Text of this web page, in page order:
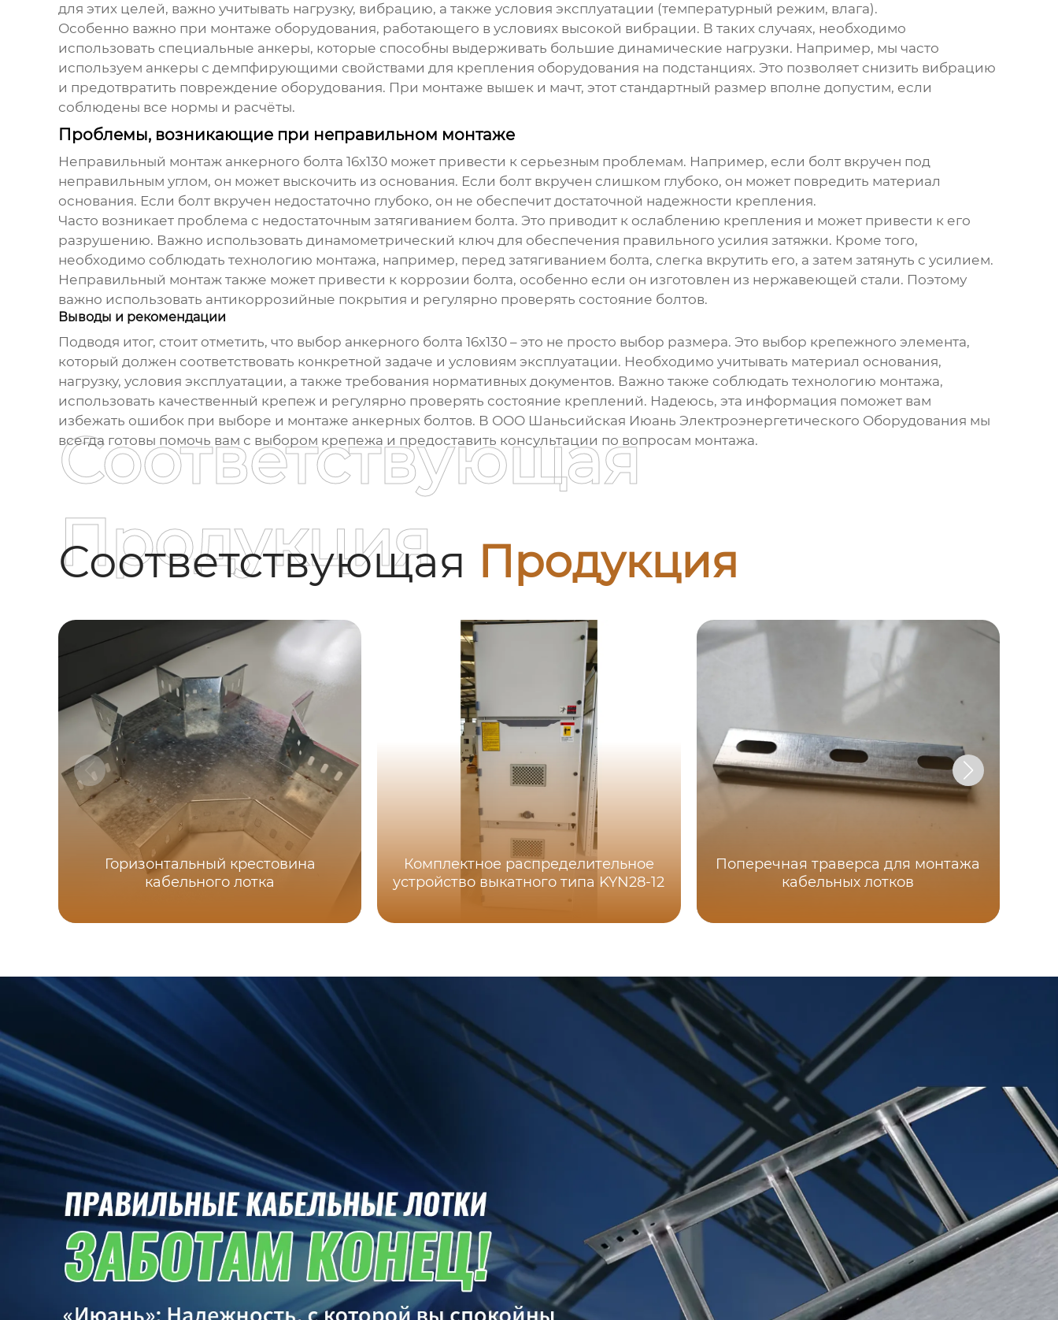
для этих целей, важно учитывать нагрузку, вибрацию, а также условия эксплуатации (температурный режим, влага).
Особенно важно при монтаже оборудования, работающего в условиях высокой вибрации. В таких случаях, необходимо
использовать специальные анкеры, которые способны выдерживать большие динамические нагрузки. Например, мы часто
используем анкеры с демпфирующими свойствами для крепления оборудования на подстанциях. Это позволяет снизить вибрацию
и предотвратить повреждение оборудования. При монтаже вышек и мачт, этот стандартный размер вполне допустим, если
соблюдены все нормы и расчёты.
Проблемы, возникающие при неправильном монтаже
Неправильный монтаж анкерного болта 16х130может привести к серьезным проблемам. Например, если болт вкручен под
неправильным углом, он может выскочить из основания. Если болт вкручен слишком глубоко, он может повредить материал
основания. Если болт вкручен недостаточно глубоко, он не обеспечит достаточной надежности крепления.
Часто возникает проблема с недостаточным затягиванием болта. Это приводит к ослаблению крепления и может привести к его
разрушению. Важно использовать динамометрический ключ для обеспечения правильного усилия затяжки. Кроме того,
необходимо соблюдать технологию монтажа, например, перед затягиванием болта, слегка вкрутить его, а затем затянуть с усилием.
Неправильный монтаж также может привести к коррозии болта, особенно если он изготовлен из нержавеющей стали. Поэтому
важно использовать антикоррозийные покрытия и регулярно проверять состояние болтов.
Выводы и рекомендации
Подводя итог, стоит отметить, что выбор анкерного болта 16х130– это не просто выбор размера. Это выбор крепежного элемента,
который должен соответствовать конкретной задаче и условиям эксплуатации. Необходимо учитывать материал основания,
нагрузку, условия эксплуатации, а также требования нормативных документов. Важно также соблюдать технологию монтажа,
использовать качественный крепеж и регулярно проверять состояние креплений. Надеюсь, эта информация поможет вам
избежать ошибок при выборе и монтаже анкерных болтов. В ООО Шаньсийская Июань Электроэнергетического Оборудования мы
всегда готовы помочь вам с выбором крепежа и предоставить консультации по вопросам монтажа.
Соответствующая Продукция
Соответствующая
Продукция
Горизонтальный крестовина
кабельного лотка
Комплектное распределительное
устройство выкатного типа KYN28-12
Поперечная траверса для монтажа
кабельных лотков